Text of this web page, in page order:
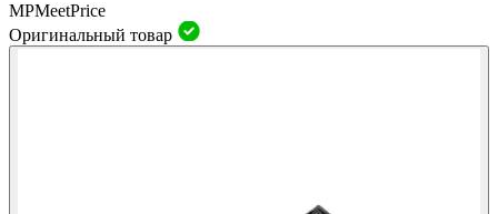
MPMeetPrice
Оригинальный товар